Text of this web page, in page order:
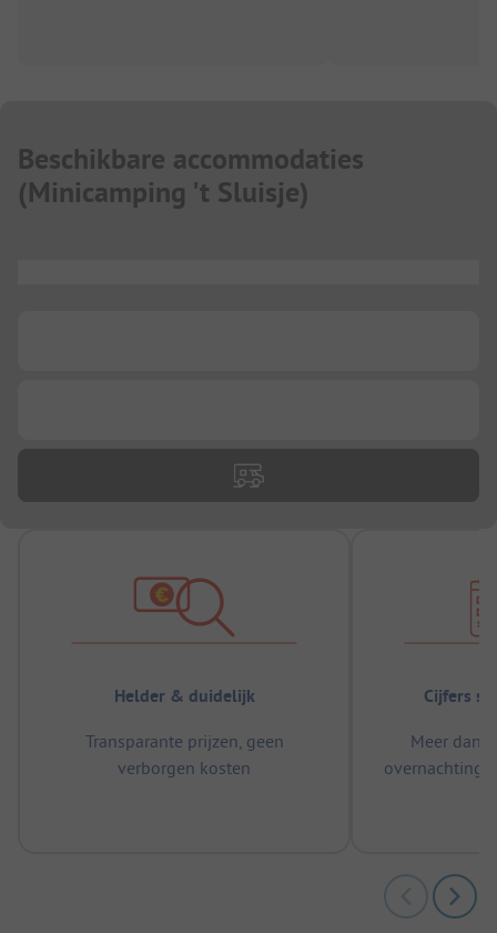
Beschikbare accommodaties
(Minicamping 't Sluisje)
Helder & duidelijk
Transparante prijzen, geen
verborgen kosten
Cijfers
Meer dan